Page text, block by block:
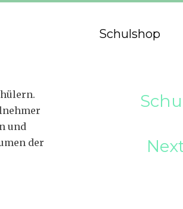
und
der
Schulshop